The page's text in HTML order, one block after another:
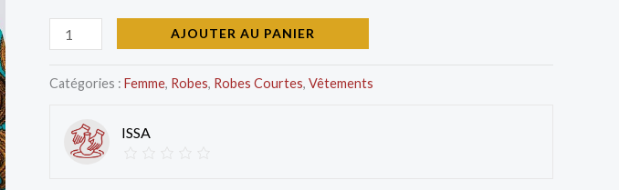
AJOUTER AU PANIER
Catégories : Femme, Robes, Robes Courtes, Vêtements
ISSA